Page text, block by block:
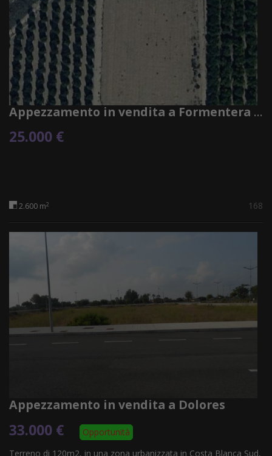
Appezzamento in vendita a Formentera del Segura
25.000 €
2.600 m2 168
Appezzamento in vendita a Dolores
33.000 €
Opportunità
Terreno di 120m2, in una zona urbanizzata in Costa Blanca Sud,